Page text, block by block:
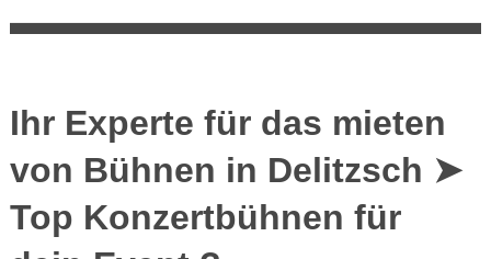
Ihr Experte für das mieten
von Bühnen in Delitzsch ➤
Top Konzertbühnen für